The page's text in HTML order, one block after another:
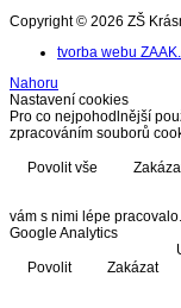
Copyright © 2026 ZŠ
tvorba webu
Nahoru
Nastavení cookies
Pro co nejpohodlnější
zpracováním souborů
Povolit vše
vám s nimi lépe pracovalo.
Google Analytics
Povolit Zakázat